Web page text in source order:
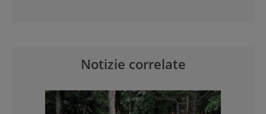
Notizie correlate